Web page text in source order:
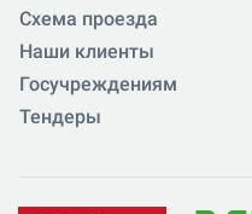
Схема проезда
Наши клиенты
Госучреждениям
Тендеры